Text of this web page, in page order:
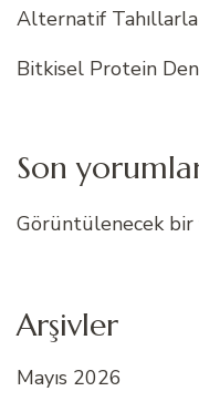
Alternatif
Bitkisel Protein
Son
Görüntülenecek bir
Arşivler
Mayıs 2026